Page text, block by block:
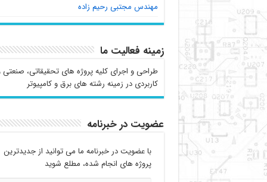
مهندس مجتبی رحیم زاده
زمینه فعالیت ما
طراحی و اجرای کلیه پروژه های تحقیقاتی، صنعتی
کاربردی در زمینه رشته های برق و کامپیوتر
عضویت در خبرنامه
با عضویت در خبرنامه ما می توانید از جدیدترین
پروژه های انجام شده، مطلع شوید